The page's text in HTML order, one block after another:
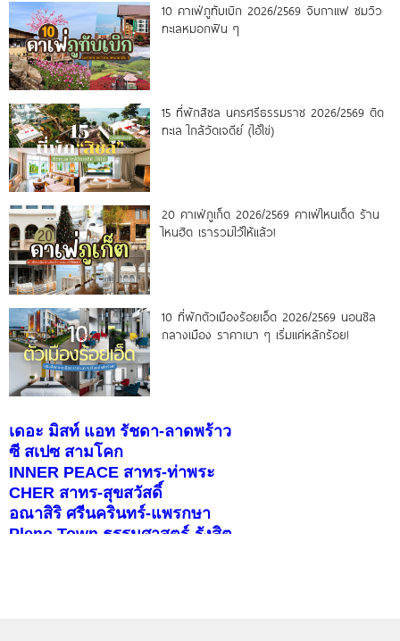
10 คาเฟ่ภูทับเบิก 2026/2569 จิบกาแฟ ชมวิว
ทะเลหมอกฟิน ๆ
15 ที่พักสิชล นครศรีธรรมราช 2026/2569 ติด
ทะเล ใกล้วัดเจดีย์ (ไอ้ไข่)
20 คาเฟ่ภูเก็ต 2026/2569 คาเฟ่ไหนเด็ด ร้าน
ไหนฮิต เรารวมไว้ให้แล้ว!
10 ที่พักตัวเมืองร้อยเอ็ด 2026/2569 นอนชิล
กลางเมือง ราคาเบา ๆ เริ่มแค่หลักร้อย!
เดอะ มิสท์ แอท รัชดา-ลาดพร้าว
ซี สเปซ สามโคก
INNER PEACE สาทร-ท่าพระ
CHER สาทร-สุขสวัสดิ์
อณาสิริ ศรีนครินทร์-แพรกษา
Pleno Town ธรรมศาสตร์-รังสิต